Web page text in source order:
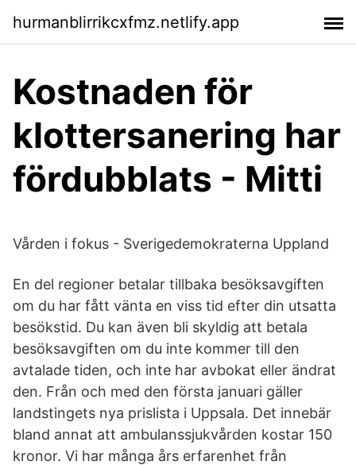
hurmanblirrikcxfmz.netlify.app
Kostnaden för
klottersanering har
fördubblats - Mitti
Vården i fokus - Sverigedemokraterna Uppland
En del regioner betalar tillbaka besöksavgiften
om du har fått vänta en viss tid efter din utsatta
besökstid. Du kan även bli skyldig att betala
besöksavgiften om du inte kommer till den
avtalade tiden, och inte har avbokat eller ändrat
den. Från och med den första januari gäller
landstingets nya prislista i Uppsala. Det innebär
bland annat att ambulanssjukvården kostar 150
kronor. Vi har många års erfarenhet från